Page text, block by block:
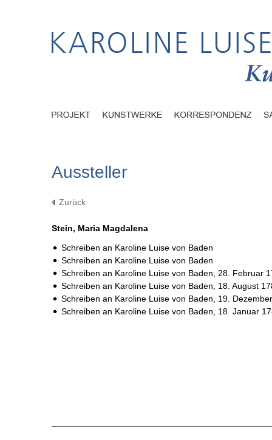
Aussteller
Zurück
Stein, Maria Magdalena
Schreiben an Karoline Luise von Baden
Schreiben an Karoline Luise von Baden
Schreiben an Karoline Luise von Baden, 28. Februar
Schreiben an Karoline Luise von Baden, 18. August
Schreiben an Karoline Luise von Baden, 19.
Schreiben an Karoline Luise von Baden, 18. Januar